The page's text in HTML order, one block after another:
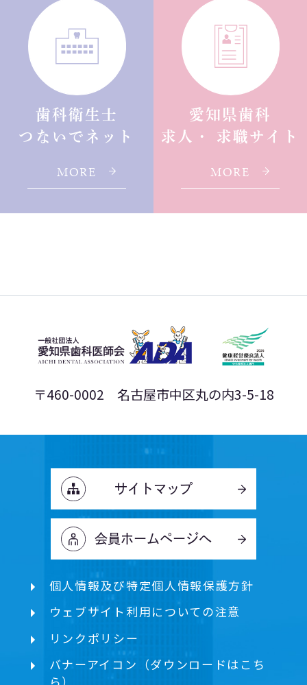
歯科衛生士
つないでネット
MORE
愛知県歯科
求人・ 求職サイト
MORE
〒460-0002 名古屋市中区丸の内3-5-18
サイトマップ
会員ホームページへ
個人情報及び特定個人情報保護方針
ウェブサイト利用についての注意
リンクポリシー
バナーアイコン（ダウンロードはこち
ら）